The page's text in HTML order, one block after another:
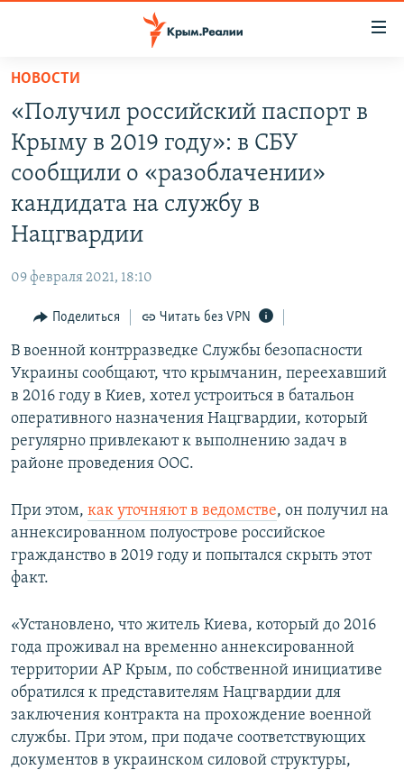
Вернуться
основному
содержанию
Вернутся
главной
навигации
СПЕЦПРОЕКТЫ
ГРУЗ 200
КАРТА ВОЕННЫХ ОБЪЕКТОВ КРЫМА
ВОДА
ЕЩЕ
ТЕЛЕПРОЕКТ КРЫМ.РЕАЛИИ
СОВЕТЫ ПРАВОЗАЩИТНИКОВ
ПРОПАВШИЕ БЕЗ ВЕСТИ
ПОБЕДИТЕЛЕЙ НЕ СУДЯТ?
КРЫМ.НЕПОКОРЕННЫЙ
УКРАИНСКАЯ ПРОБЛЕМА КРЫМА
КАК ОБОЙТИ БЛОКИРОВКУ
Qırımtatar
ПРИСОЕДИНЯЙТЕСЬ!
Все сайты RFE/RL
НОВОСТИ
«Получил российский паспорт в
Крыму в 2019 году»: в СБУ
сообщили о «разоблачении»
кандидата на службу в
Нацгвардии
09 февраля 2021, 18:10
Поделиться Читать без VPN
В военной контрразведке Службы безопасности
Украины сообщают, что крымчанин, переехавший
в 2016 году в Киев, хотел устроиться в батальон
оперативного назначения Нацгвардии, который
регулярно привлекают к выполнению задач в
районе проведения ООС.
При этом, как уточняют в ведомстве, он получил на
аннексированном полуострове российское
гражданство в 2019 году и попытался скрыть этот
факт.
«Установлено, что житель Киева, который до 2016
года проживал на временно аннексированной
территории АР Крым, по собственной инициативе
обратился к представителям Нацгвардии для
заключения контракта на прохождение военной
службы. При этом, при подаче соответствующих
документов в украинском силовой структуры,